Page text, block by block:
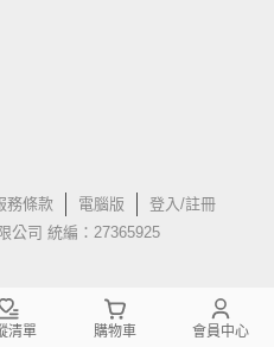
務條款 電腦版
登入/註冊
公司 統編：27365925
清單 購物車 會員中心